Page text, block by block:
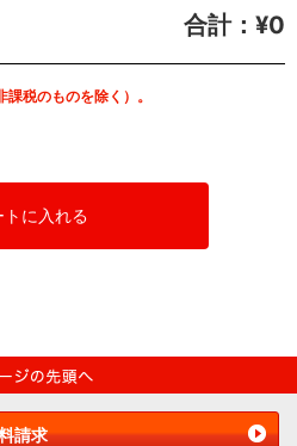
合計：¥0
税のものを除く）。
トに入れる
請求